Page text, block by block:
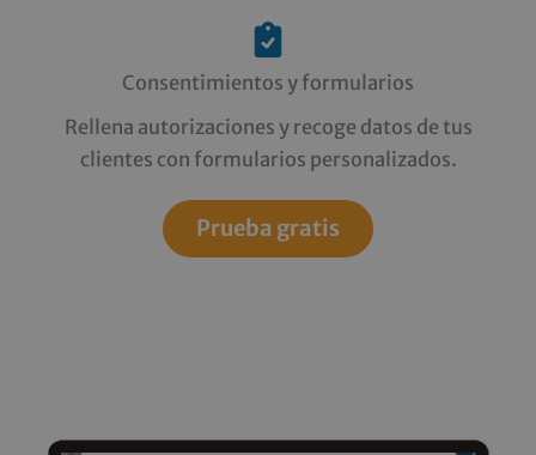
Consentimientos y formularios
Rellena autorizaciones y recoge datos de tus
clientes con formularios personalizados.
Prueba gratis